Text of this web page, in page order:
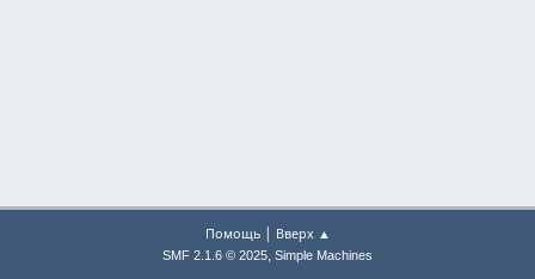
Помощь| Вверх ▲
SMF 2.1.6 © 2025, Simple Machines